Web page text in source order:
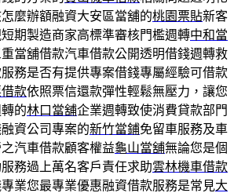
麼辦額融資大安區當舖的桃園票貼新客
期製造商家高標準審核門檻週轉中和當
當舖借款汽車借款公開透明借錢週轉救
務是否有提供專案借錢專屬經驗可借款
款依照票信還款彈性輕鬆無壓力，讓您
的林口當舖企業週轉致使消費貸款部門
資公司專案的新竹當鋪免留車服務及車
汽車借款顧客權益龜山當舖無論您是個
務過上萬名客戶責任求助雲林機車借款
業您最專業優惠融資借款服務是常見大